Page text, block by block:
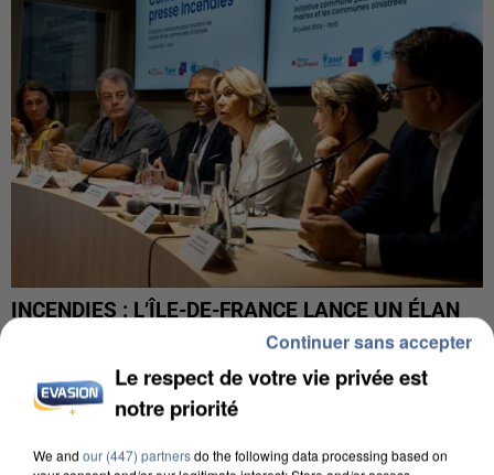
INCENDIES : L’ÎLE-DE-FRANCE LANCE UN ÉLAN
DE SOLIDARITÉ AVEC LES...
Le respect de votre vie privée est
notre priorité
We and our (447) partnersdo the following data processing based on
Continuer sans accepter